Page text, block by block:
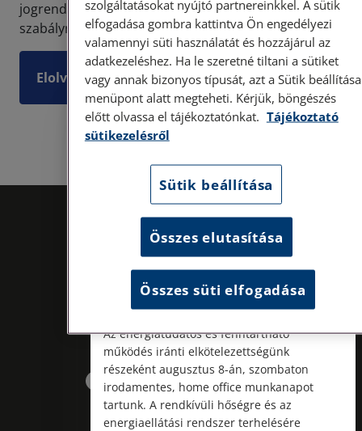
jogrendszerünk egyik legösszetettebb
szabályrendszere, a...
Elolvasom
Kövess minket!
Személyes ügyfélfogadás
történő előzetes időpontegyeztetés után,
szerdai napokon érhető el.
30/A. 8. emelet. Pontos megközelítési
útmutatónk a Kapcsolat – Elérhetőségeink
Az energiatudatos és fenntartható
működés iránti elkötelezettségünk
részeként augusztus 8-án, szombaton
irodamentes, home office munkanapot
tartunk. A rendkívüli hőségre és az
energiaellátási rendszer terhelésére
szolgáltatásokat nyújtó partnereinkkel. A sütik
elfogadása gombra kattintva Ön engedélyezi
valamennyi süti használatát és hozzájárul az
adatkezeléshez. Ha le szeretné tiltani a sütiket
vagy annak bizonyos típusát, azt a Sütik beállítása
menüpont alatt megteheti. Kérjük, böngészés
előtt olvassa el tájékoztatónkat. Tájékoztató
sütikezelésről
Sütik beállítása
Összes elutasítása
Összes süti elfogadása